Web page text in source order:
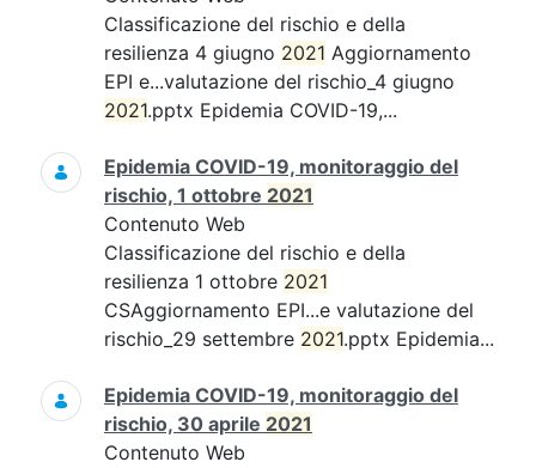
Classificazione del rischio e della
resilienza 4 giugno 2021 Aggiornamento
EPI e...valutazione del rischio_4 giugno
2021.pptx Epidemia COVID-19,...
Epidemia COVID-19, monitoraggio del
rischio, 1 ottobre 2021
Contenuto Web
Classificazione del rischio e della
resilienza 1 ottobre 2021
CSAggiornamento EPI...e valutazione del
rischio_29 settembre 2021.pptx Epidemia...
Epidemia COVID-19, monitoraggio del
rischio, 30 aprile 2021
Contenuto Web